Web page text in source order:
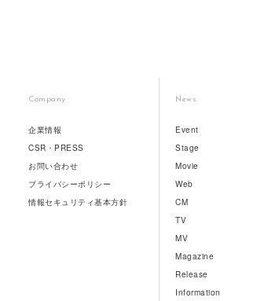
Company
企業情報
CSR・PRESS
お問い合わせ
プライバシーポリシー
情報セキュリティ基本方針
News
Event
Stage
Movie
Web
CM
TV
MV
Magazine
Release
Information